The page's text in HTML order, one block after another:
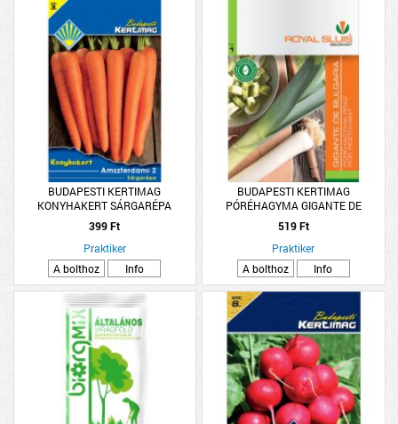
BUDAPESTI KERTIMAG
KONYHAKERT SÁRGARÉPA
AMSZTERDAMI
399 Ft
Praktiker
A bolthoz
Info
BUDAPESTI KERTIMAG
PÓRÉHAGYMA GIGANTE DE
BULGARIA VETŐMAG
519 Ft
Praktiker
A bolthoz
Info